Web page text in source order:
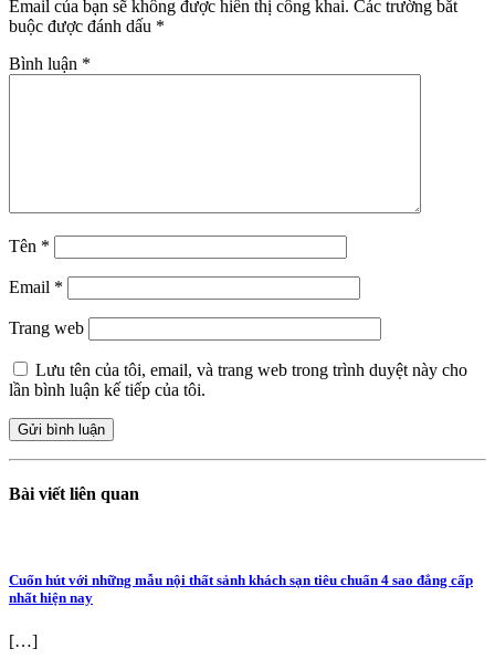
Email của bạn sẽ không được hiển thị công khai. Các trường bắt
buộc được đánh dấu *
Bình luận *
Tên *
Email *
Trang web
Lưu tên của tôi, email, và trang web trong trình duyệt này cho
lần bình luận kế tiếp của tôi.
Bài viết liên quan
Cuốn hút với những mẫu nội thất sảnh khách sạn tiêu chuẩn 4 sao đẳng cấp
nhất hiện nay
[…]